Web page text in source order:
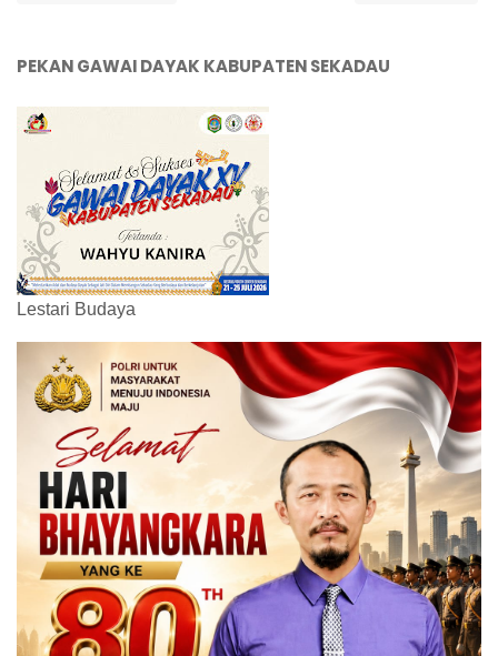
PEKAN GAWAI DAYAK KABUPATEN SEKADAU
Lestari Budaya